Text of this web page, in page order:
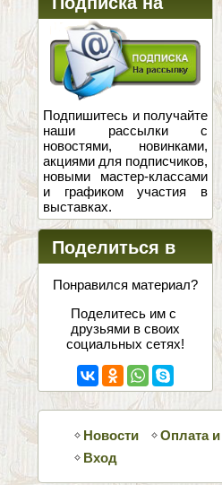
новости
Подпишитесь и получайте
наши рассылки с
новостями, новинками,
акциями для подписчиков,
новыми мастер-классами
и графиком участия в
выставках.
Поделиться в
соцсетях
Понравился материал?
Поделитесь им с
друзьями в своих
социальных сетях!
Новости Оплата и
Вход